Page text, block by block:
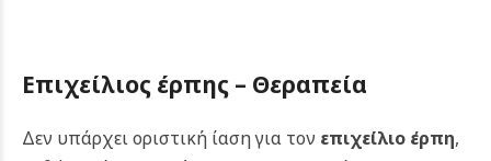
Επιχείλιος έρπης – Θεραπεία
Δεν υπάρχει οριστική ίαση για τον επιχείλιο έρπη,